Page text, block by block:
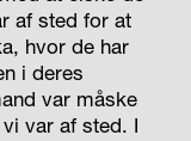
af sted for at
hvor de har
i deres
var måske
var af sted. I